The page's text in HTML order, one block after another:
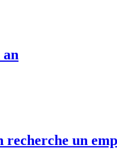
recherche un